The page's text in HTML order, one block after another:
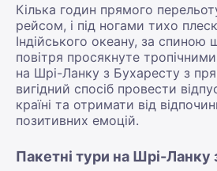
Кілька годин прямого
рейсом, і під ногами тихо
Індійського океану, за спиною
повітря просякнуте
на Шрі-Ланку з Бухаресту з
вигідний спосіб провести
країні та отримати від
позитивних емоцій.
Пакетні тури на Шрі-Ланку